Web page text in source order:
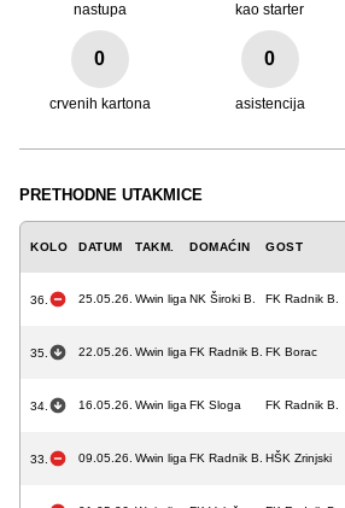
nastupa kao starter
0
crvenih kartona
0
asistencija
PRETHODNE UTAKMICE
KOLO DATUM TAKM. DOMAĆIN GOST
36. 25.05.26. Wwin liga NK Široki B. FK Radnik B.
35. 22.05.26. Wwin liga FK Radnik B. FK Borac
34. 16.05.26. Wwin liga FK Sloga FK Radnik B.
33. 09.05.26. Wwin liga FK Radnik B. HŠK Zrinjski